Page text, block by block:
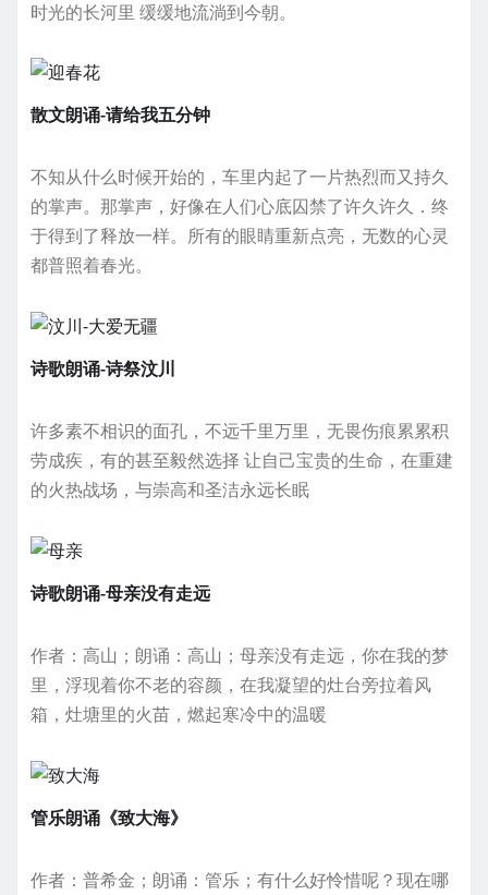
时光的长河里 缓缓地流淌到今朝。
散文朗诵-请给我五分钟
不知从什么时候开始的，车里内起了一片热烈而又持久
的掌声。那掌声，好像在人们心底囚禁了许久许久．终
于得到了释放一样。所有的眼睛重新点亮，无数的心灵
都普照着春光。
诗歌朗诵-诗祭汶川
许多素不相识的面孔，不远千里万里，无畏伤痕累累积
劳成疾，有的甚至毅然选择 让自己宝贵的生命，在重建
的火热战场，与崇高和圣洁永远长眠
诗歌朗诵-母亲没有走远
作者：高山；朗诵：高山；母亲没有走远，你在我的梦
里，浮现着你不老的容颜，在我凝望的灶台旁拉着风
箱，灶塘里的火苗，燃起寒冷中的温暖
管乐朗诵《致大海》
作者：普希金；朗诵：管乐；有什么好怜惜呢？现在哪